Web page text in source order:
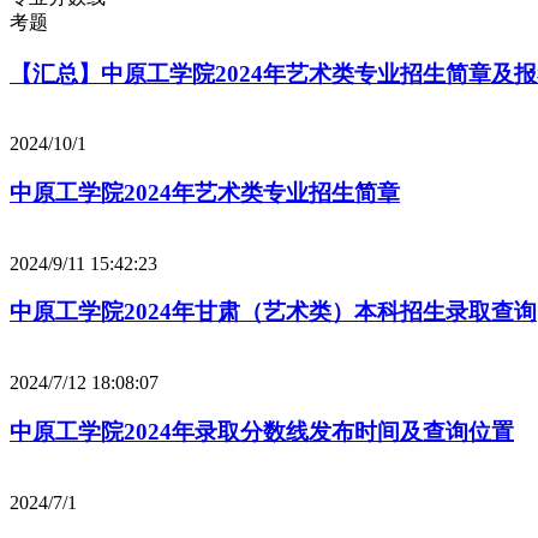
考题
【汇总】中原工学院2024年艺术类专业招生简章及
2024/10/1
中原工学院2024年艺术类专业招生简章
2024/9/11 15:42:23
中原工学院2024年甘肃（艺术类）本科招生录取查询
2024/7/12 18:08:07
中原工学院2024年录取分数线发布时间及查询位置
2024/7/1